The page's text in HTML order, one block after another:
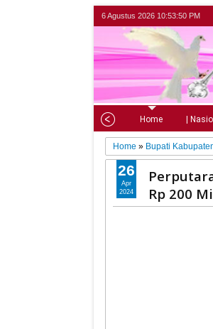
6 Agustus 2026 10:53:51 PM
Home |
Home » Bupati
Rp 200
26
Apr
2024